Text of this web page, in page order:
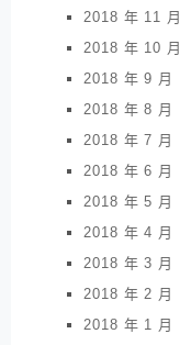
2018 年 11 月
2018 年 10 月
2018 年 9 月
2018 年 8 月
2018 年 7 月
2018 年 6 月
2018 年 5 月
2018 年 4 月
2018 年 3 月
2018 年 2 月
2018 年 1 月